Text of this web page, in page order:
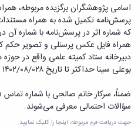
اسامی پژوهشگران برگزیده مربوطه،
که شماره اثر در پرسش‌نامه با شماره آن
همراه فایل عکس پرسنلی و تصویر حکم
دبیرخانه ستاد کمیته علمی واقع در
بوعلی سینا حداکثر تا تاریخ ۱۴۰۲/۰۸/۰۲۸ تحویل گردد.
سؤالات احتمالی معرفی می‌شوند.
جهت دریافت فرم مربوطه، اینجا را کلیک نمایید.